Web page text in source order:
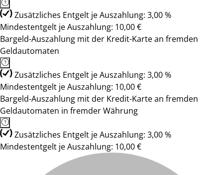
Zusätzliches Entgelt je Auszahlung: 3,00 %
Mindestentgelt je Auszahlung: 10,00 €
Bargeld-Auszahlung mit der Kredit-Karte an fremden
Geldautomaten
Zusätzliches Entgelt je Auszahlung: 3,00 %
Mindestentgelt je Auszahlung: 10,00 €
Bargeld-Auszahlung mit der Kredit-Karte an fremden
Geldautomaten in fremder Währung
Zusätzliches Entgelt je Auszahlung: 3,00 %
Mindestentgelt je Auszahlung: 10,00 €